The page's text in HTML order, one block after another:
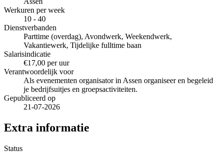
Werkuren per week
10 - 40
Dienstverbanden
Parttime (overdag), Avondwerk, Weekendwerk,
Vakantiewerk, Tijdelijke fulltime baan
Salarisindicatie
€17,00 per uur
Verantwoordelijk voor
Als evenementen organisator in Assen organiseer en begeleid
je bedrijfsuitjes en groepsactiviteiten.
Gepubliceerd op
21-07-2026
Extra informatie
Status